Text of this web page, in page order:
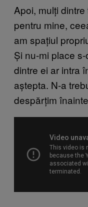
Apoi, mulți
pentru mine,
am spațiul
Și nu-mi place
dintre ei ar intra
aștepta. N-a
despărțim